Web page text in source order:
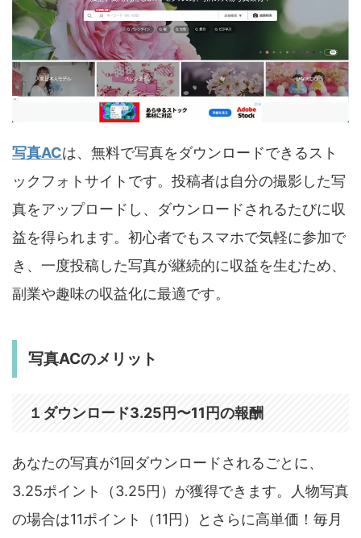
写真ACは、無料で写真をダウンロードできるスト
ックフォトサイトです。投稿者は自分の撮影した写
真をアップロードし、ダウンロードされるたびに収
益を得られます。初心者でもスマホで気軽に参加で
き、一度投稿した写真が継続的に収益を生むため、
副業や趣味の収益化に最適です。
写真ACのメリット
１ダウンロード3.25円〜11円の報酬
あなたの写真が1回ダウンロードされるごとに、
3.25ポイント（3.25円）が獲得できます。人物写真
の場合は11ポイント（11円）とさらに高単価！毎月